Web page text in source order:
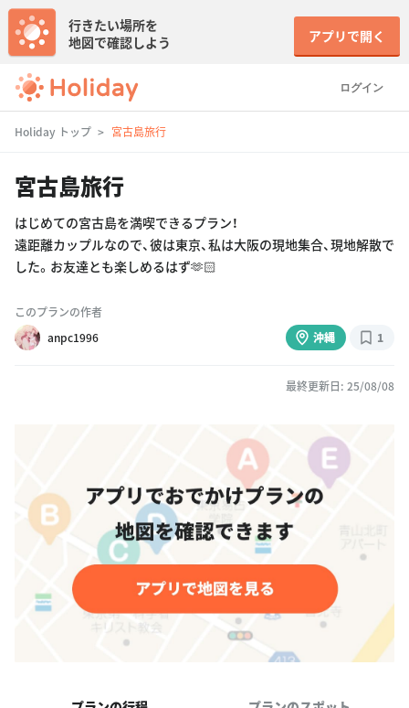
ログイン
行きたい場所を
地図で確認しよう
アプリで開く
Holiday トップ 宮古島旅行
宮古島旅行
はじめての宮古島を満喫できるプラン！
遠距離カップルなので、彼は東京、私は大阪の現地集合、現地解散で
した。お友達とも楽しめるはず🫶🏻
このプランの作者
anpc1996
沖縄 1
最終更新日: 25/08/08